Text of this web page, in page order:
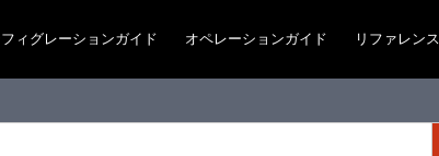
ィグレーションガイド オペレーションガイド リファレンス